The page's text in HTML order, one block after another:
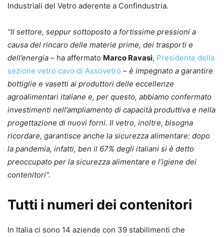
Industriali del Vetro aderente a Confindustria.
“Il settore, seppur sottoposto a fortissime pressioni a
causa del rincaro delle materie prime, dei trasporti e
dell’energia – ha affermato Marco Ravasi, Presidente della
sezione vetro cavo di Assovetro – è impegnato a garantire
bottiglie e vasetti ai produttori delle eccellenze
agroalimentari italiane e, per questo, abbiamo confermato
investimenti nell’ampliamento di capacità produttiva e nella
progettazione di nuovi forni. Il vetro, inoltre, bisogna
ricordare, garantisce anche la sicurezza alimentare: dopo
la pandemia, infatti, ben il 67% degli italiani si è detto
preoccupato per la sicurezza alimentare e l’igiene dei
contenitori”.
Tutti i numeri dei contenitori
In Italia ci sono 14 aziende con 39 stabilimenti che